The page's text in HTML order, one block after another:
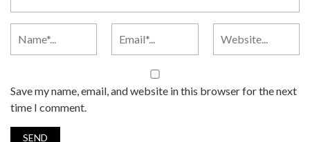
Save my name, email, and website in this browser for the next
time I comment.